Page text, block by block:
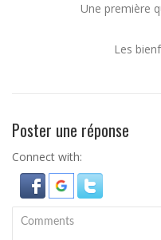
Une première
Les
Poster une réponse
Connect with: